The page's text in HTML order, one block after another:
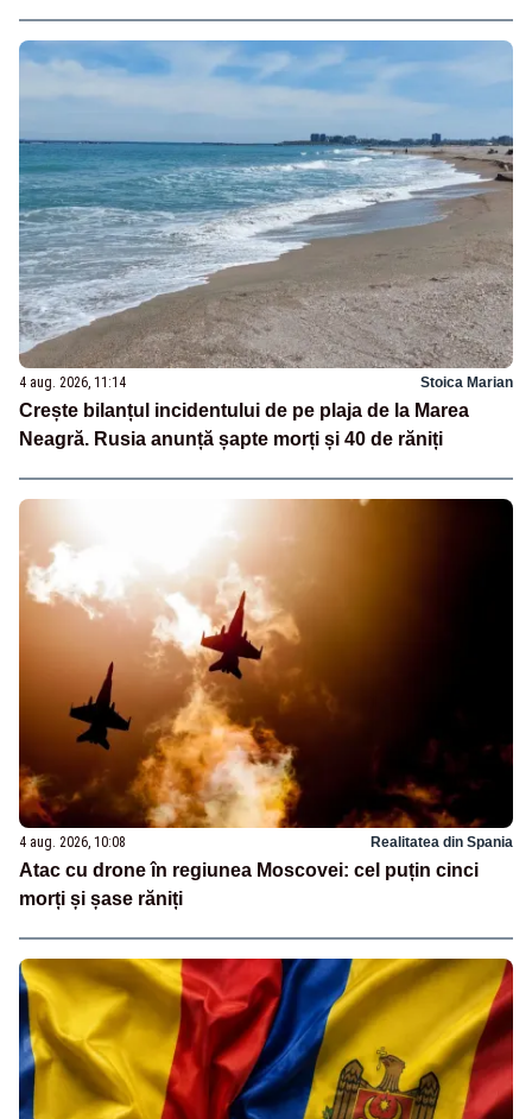
4 aug. 2026, 11:14 Stoica Marian
Crește bilanțul incidentului de pe plaja de la Marea
Neagră. Rusia anunță șapte morți și 40 de răniți
4 aug. 2026, 10:08 Realitatea din Spania
Atac cu drone în regiunea Moscovei: cel puțin cinci
morți și șase răniți